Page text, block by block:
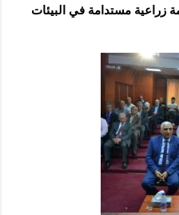
زراعية مستدامة في البيئات